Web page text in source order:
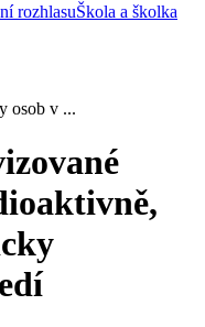
rozhlasuŠkola a školka
osob v ...